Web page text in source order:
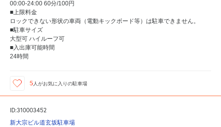
00:00-24:00 60分/100円
■上限料金
ロックできない形状の車両（電動キックボード等）は駐車できません。
■駐車サイズ
大型可 ハイルーフ可
■入出庫可能時間
24時間
5人がお気に入りの駐車場
ID:310003452
新大宗ビル道玄坂駐車場